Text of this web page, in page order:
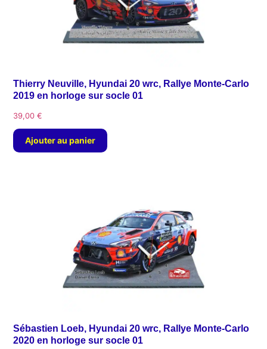
Thierry Neuville, Hyundai 20 wrc, Rallye Monte-Carlo
2019 en horloge sur socle 01
39,00 €
Ajouter au panier
Sébastien Loeb, Hyundai 20 wrc, Rallye Monte-Carlo
2020 en horloge sur socle 01